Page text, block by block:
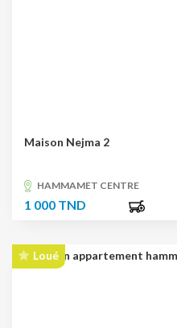
Maison Nejma 2
HAMMAMET CENTRE
1 000 TND
Loué